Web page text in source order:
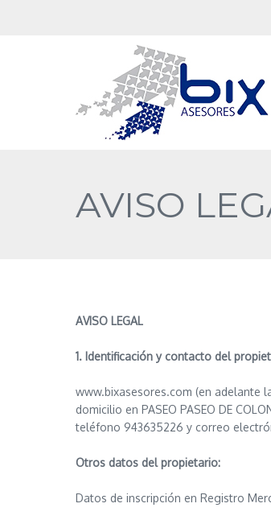
AVISO
AVISO LEGAL
1. Identificación y contacto del
www.bixasesores.com (en adelante
domicilio en PASEO PASEO DE
teléfono 943635226 y correo
Otros datos del propietario:
Datos de inscripción en Registro